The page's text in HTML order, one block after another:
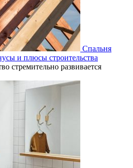
Спальня
и плюсы строительства
стремительно развивается